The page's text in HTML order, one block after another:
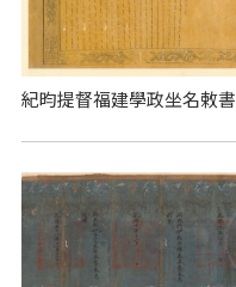
紀昀提督福建學政坐名敕書